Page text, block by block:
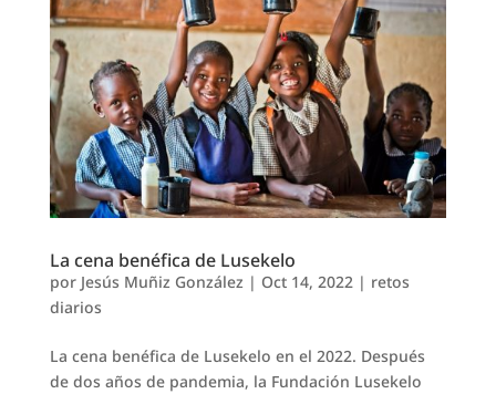
La cena benéfica de Lusekelo
por Jesús Muñiz González | Oct 14, 2022 | retos
diarios
La cena benéfica de Lusekelo en el 2022. Después
de dos años de pandemia, la Fundación Lusekelo